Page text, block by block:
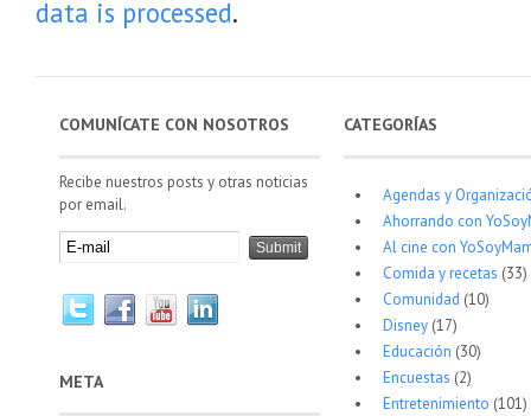
data is processed.
COMUNÍCATE CON NOSOTROS
Recibe nuestros posts y otras noticias
por email.
META
CATEGORÍAS
Agendas y
Ahorrando con
Al cine con
Comida y recetas (33)
Comunidad (10)
Disney(17)
Educación (30)
Encuestas (2)
Entretenimiento (101)